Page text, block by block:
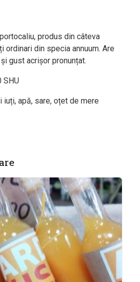
produs din câteva
ordinari din specia annuum. Are
gust acrișor pronunțat.
SHU
iuți, apă, sare, oțet de mere